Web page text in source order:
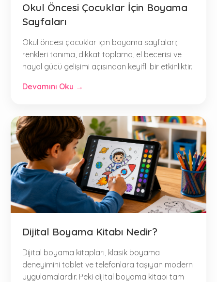
Okul Öncesi Çocuklar İçin Boyama
Sayfaları
Okul öncesi çocuklar için boyama sayfaları;
renkleri tanıma, dikkat toplama, el becerisi ve
hayal gücü gelişimi açısından keyifli bir etkinliktir.
Devamını Oku →
Dijital Boyama Kitabı Nedir?
Dijital boyama kitapları, klasik boyama
deneyimini tablet ve telefonlara taşıyan modern
uygulamalardır. Peki dijital boyama kitabı tam